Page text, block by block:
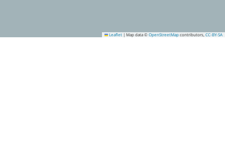
Leaflet | Map data © OpenStreetMap contributors, CC-BY-SA